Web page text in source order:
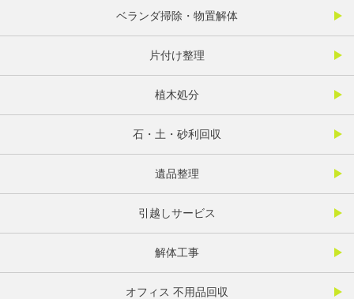
ベランダ掃除・物置解体
片付け整理
植木処分
石・土・砂利回収
遺品整理
引越しサービス
解体工事
オフィス 不用品回収